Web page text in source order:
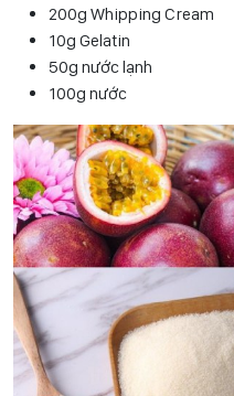
200g Whipping Cream
10g Gelatin
50g nước lạnh
100g nước